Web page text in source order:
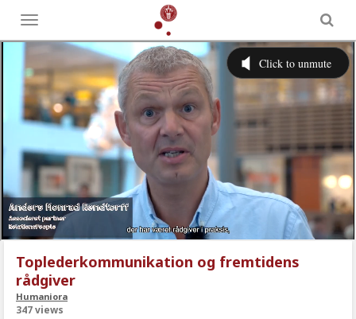
Toggle
menu
Toplederkommunikation og fremtidens
rådgiver
Humaniora
347 views